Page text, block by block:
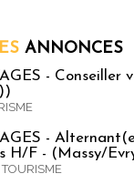
ANNONCES
- Conseiller
-
H/F - (Massy/